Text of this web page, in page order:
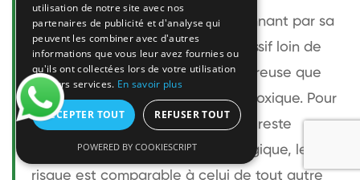
Le frelon européen est impressionnant par sa
taille mais relativement peu agressif loin de
son nid. Sa piqûre est plus douloureuse que
celle d'une guêpe sans être plus toxique. Pour
une personne non allergique, elle reste
bénigne. Pour une personne allergique, le
risque est comparable à celui de tout autre
utilisation de notre site avec nos
partenaires de publicité et d'analyse qui
peuvent les combiner avec d'autres
informations que vous leur avez fournies ou
qu'ils ont collectées lors de votre utilisation
de leurs services. En savoir plus
ACCEPTER TOUT REFUSER TOUT
POWERED BY COOKIESCRIPT